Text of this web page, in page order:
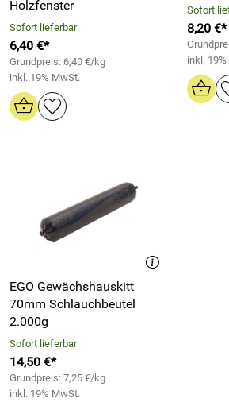
Holzfenster
Sofort lieferbar
6,40 €*
Grundpreis: 6,40 €/kg
inkl. 19% MwSt.
Sofort
8,20 €*
inkl.
EGO Gewächshauskitt
70mm Schlauchbeutel
2.000g
Sofort lieferbar
14,50 €*
Grundpreis: 7,25 €/kg
inkl. 19% MwSt.